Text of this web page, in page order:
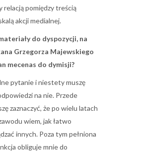
relacją pomiędzy treścią
akcji medialnej.
do dyspozycji, na
Grzegorza Majewskiego
mecenas do dymisji?
pytanie i niestety muszę
na nie. Przede
zaznaczyć, że po wielu latach
wiem, jak łatwo
innych. Poza tym pełniona
obliguje mnie do